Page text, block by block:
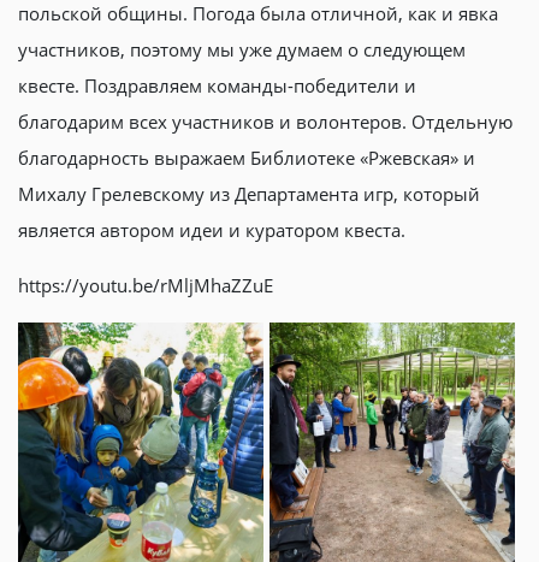
польской общины. Погода была отличной, как и явка
участников, поэтому мы уже думаем о следующем
квесте. Поздравляем команды-победители и
благодарим всех участников и волонтеров. Отдельную
благодарность выражаем Библиотеке «Ржевская» и
Михалу Грелевскому из Департамента игр, который
является автором идеи и куратором квеста.
https://youtu.be/rMljMhaZZuE